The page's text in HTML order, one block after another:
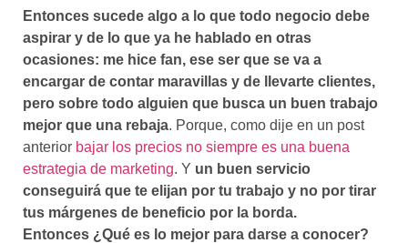
Entonces sucede algo a lo que todo negocio debe
aspirar y de lo que ya he hablado en otras
ocasiones: me hice fan, ese ser que se va a
encargar de contar maravillas y de llevarte clientes,
pero sobre todo alguien que busca un buen trabajo
mejor que una rebaja. Porque, como dije en un post
anterior bajar los precios no siempre es una buena
estrategia de marketing. Y un buen servicio
conseguirá que te elijan por tu trabajo y no por tirar
tus márgenes de beneficio por la borda.
Entonces ¿Qué es lo mejor para darse a conocer?